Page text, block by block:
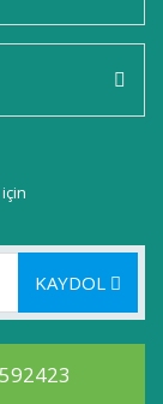
KAYDOL